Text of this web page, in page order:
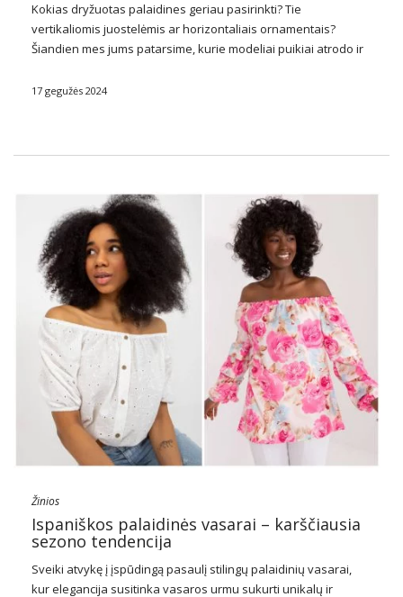
Kokias dryžuotas palaidines geriau pasirinkti? Tie
vertikaliomis juostelėmis ar horizontaliais ornamentais?
Šiandien mes jums patarsime, kurie modeliai puikiai atrodo ir
17 gegužės 2024
Žinios
Ispaniškos palaidinės vasarai – karščiausia
sezono tendencija
Sveiki atvykę į įspūdingą pasaulį stilingų palaidinių vasarai,
kur elegancija susitinka vasaros urmu sukurti unikalų ir